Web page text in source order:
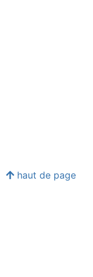
haut de page